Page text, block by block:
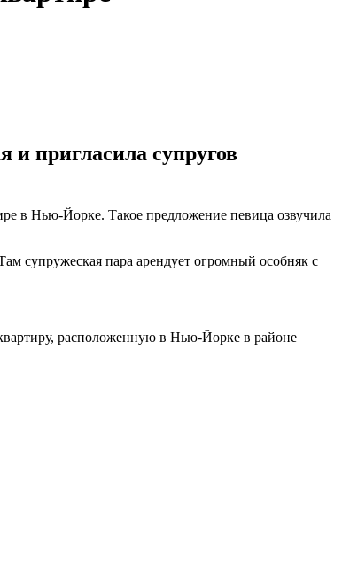
и пригласила супругов
в Нью-Йорке. Такое предложение певица озвучила
супружеская пара арендует огромный особняк с
расположенную в Нью-Йорке в районе